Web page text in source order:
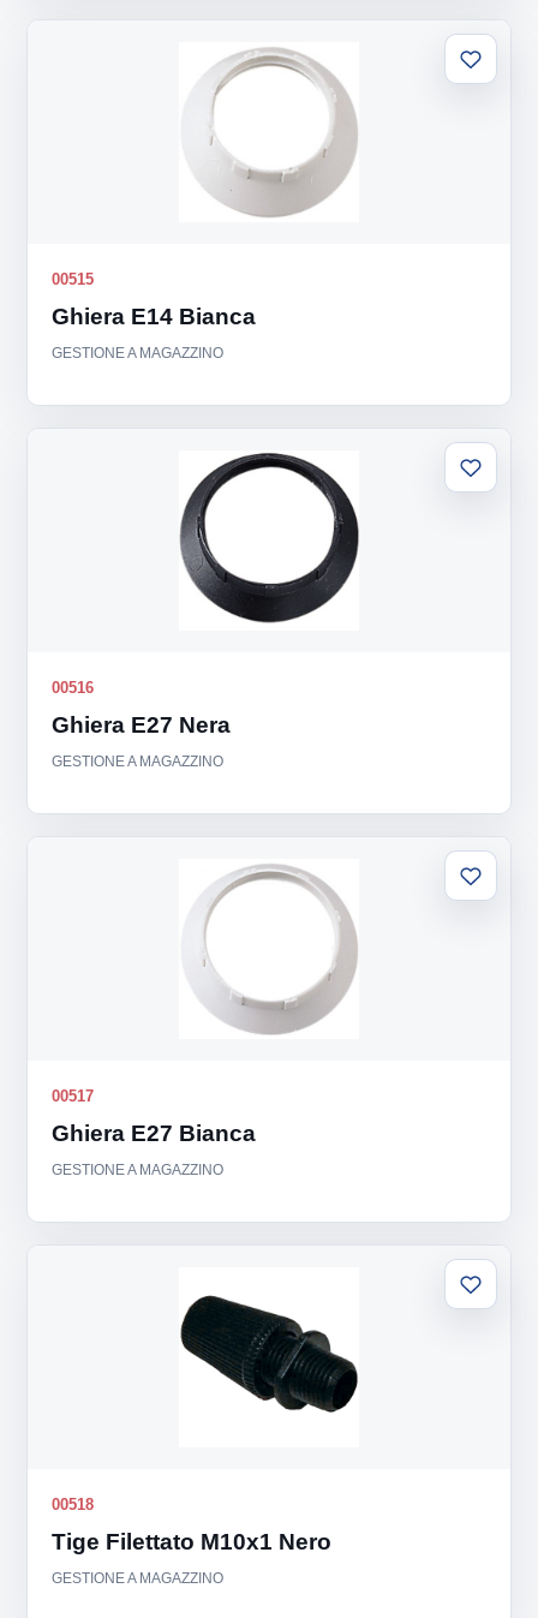
00515
Ghiera E14 Bianca
GESTIONE A MAGAZZINO
Aggiungi
alla
00516
Ghiera E27 Nera
GESTIONE A MAGAZZINO
Aggiungi
alla
00517
Ghiera E27 Bianca
GESTIONE A MAGAZZINO
Aggiungi
alla
00518
Tige Filettato M10x1 Nero
GESTIONE A MAGAZZINO
Aggiungi
alla